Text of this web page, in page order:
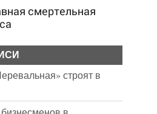
смертельная
строят в